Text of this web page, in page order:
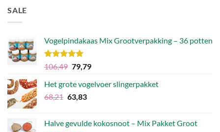
SALE
Vogelpindakaas Mix Grootverpakking – 36 potten
Waardering
uit 5
106,49 Oorspronkelijke
was:
€106,49.
79,79Huidige
is:
Het grote vogelvoer slingerpakket
68,21 Oorspronkelijke
€68,21.
63,83Huidige
€63,83.
Halve gevulde kokosnoot – Mix Pakket Groot